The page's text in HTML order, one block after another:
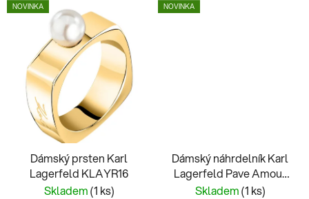
NOVINKA
Dámský prsten Karl
Lagerfeld KLAYR16
Skladem(1 ks)
NOVINKA
Dámský náhrdelník Karl
Lagerfeld Pave Amour
KLBJW03
Skladem(1 ks)